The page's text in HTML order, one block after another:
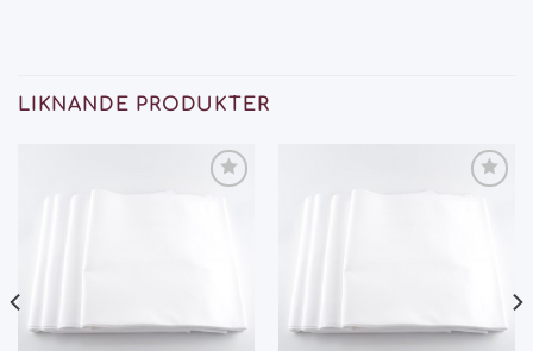
LIKNANDE PRODUKTER